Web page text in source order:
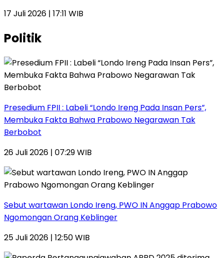
17 Juli 2026 | 17:11 WIB
Politik
Presedium FPII : Labeli “Londo Ireng Pada Insan Pers”,
Membuka Fakta Bahwa Prabowo Negarawan Tak
Berbobot
26 Juli 2026 | 07:29 WIB
Sebut wartawan Londo Ireng, PWO IN Anggap Prabowo
Ngomongan Orang Keblinger
25 Juli 2026 | 12:50 WIB